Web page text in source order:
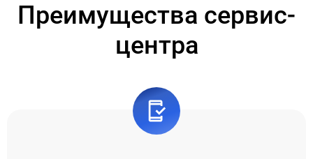
Преимущества сервис-
центра